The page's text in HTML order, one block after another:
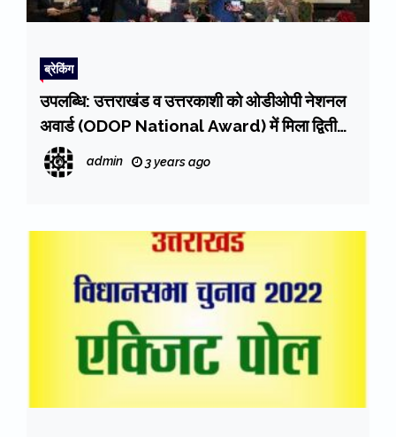
ब्रेकिंग
उपलब्धि: उत्तराखंड व उत्तरकाशी को ओडीओपी नेशनल
अवार्ड (ODOP National Award) में मिला द्वितीय
पुरस्कार
admin 3 years ago